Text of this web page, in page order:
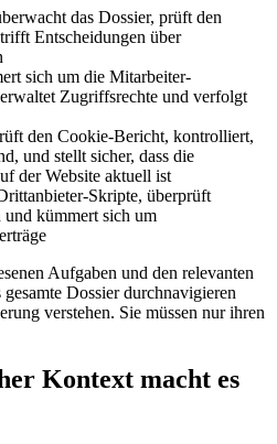
das Dossier, prüft den
Entscheidungen über
sich um die Mitarbeiter-
Zugriffsrechte und verfolgt
den Cookie-Bericht, kontrolliert,
und stellt sicher, dass die
der Website aktuell ist
Skripte, überprüft
und kümmert sich um
Aufgaben und den relevanten
Dossier durchnavigieren
verstehen. Sie müssen nur ihren
Kontext macht es